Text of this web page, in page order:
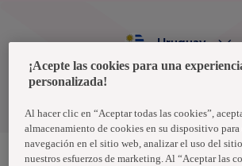
Política de privacidad de
Uruguay
¡Acepte las cookies para una
personalizada!
Al hacer clic en “Aceptar todas las cookies”,
almacenamiento de cookies en su dispositivo para
navegación en el sitio web, analizar el uso del
nuestros esfuerzos de marketing. Al “Aceptar las